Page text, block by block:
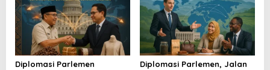
Diplomasi Parlemen
Diplomasi Parlemen, Jalan